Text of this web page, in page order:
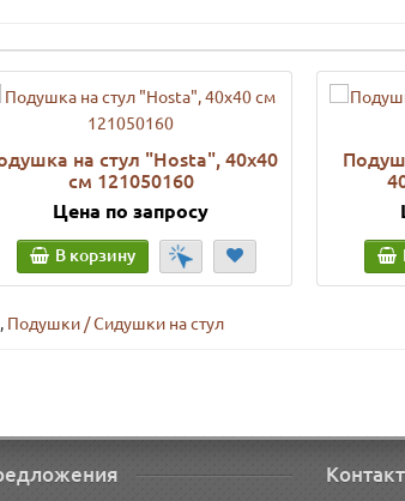
на стул "Нosta", 40х40
см 121050160
Цена по запросу
В корзину
, Подушки / Сидушки на стул